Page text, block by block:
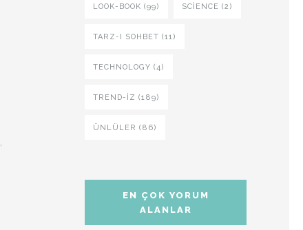
LOOK-BOOK (99) SCIENCE (2)
TARZ-I SOHBET (11)
TECHNOLOGY (4)
TREND-IZ (189)
ÜNLÜLER (86)
EN ÇOK YORUM
ALANLAR